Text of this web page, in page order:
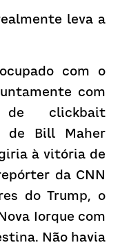
leva a
com o
com
clickbait
de Bill Maher
à vitória de
da CNN
do Trump, o
Iorque com
Não havia